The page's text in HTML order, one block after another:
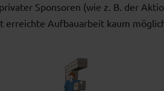
Sponsoren (wie z. B. der
erreichte Aufbauarbeit kaum